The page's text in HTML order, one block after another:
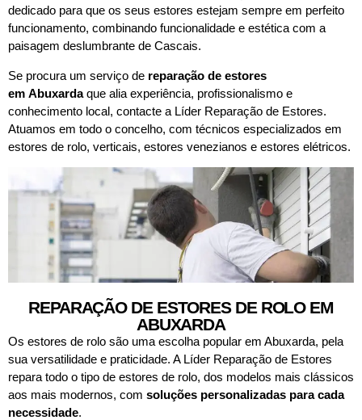
dedicado para que os seus estores estejam sempre em perfeito
funcionamento, combinando funcionalidade e estética com a
paisagem deslumbrante de Cascais.
Se procura um serviço de reparação de estores
em Abuxardaque alia experiência, profissionalismo e
conhecimento local, contacte a Líder Reparação de Estores.
Atuamos em todo o concelho, com técnicos especializados em
estores de rolo, verticais, estores venezianos e estores elétricos.
REPARAÇÃO DE ESTORES DE ROLO EM
ABUXARDA
Os estores de rolo são uma escolha popular em Abuxarda, pela
sua versatilidade e praticidade. A Líder Reparação de Estores
repara todo o tipo de estores de rolo, dos modelos mais clássicos
aos mais modernos, com soluções personalizadas para cada
necessidade.